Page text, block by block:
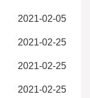
2021-02-05
2021-02-25
2021-02-25
2021-02-25